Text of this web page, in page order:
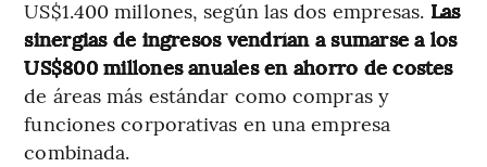
US$1.400 millones, según las dos empresas. Las
sinergias de ingresos vendrían a sumarse a los
US$800 millones anuales en ahorro de costes
de áreas más estándar como compras y
funciones corporativas en una empresa
combinada.